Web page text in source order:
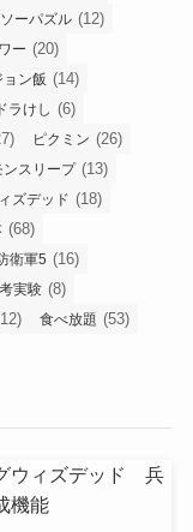
ーパズル (12)
ー (20)
ョン飯 (14)
ドラけし (6)
ピクミン (26)
ンスリープ(13)
ズデッド (18)
(68)
衛軍5 (16)
実験 (8)
食べ放題 (53)